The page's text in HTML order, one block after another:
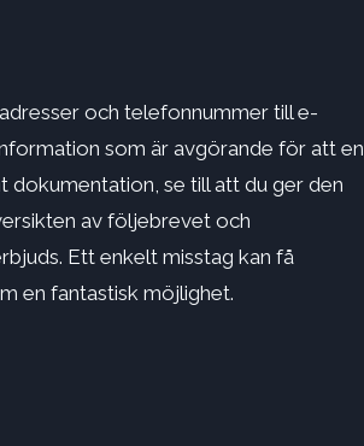
och telefonnummer till e-
som är avgörande för att en
dokumentation, se till att du ger den
av följebrevet och
Ett enkelt misstag kan få
en fantastisk möjlighet.